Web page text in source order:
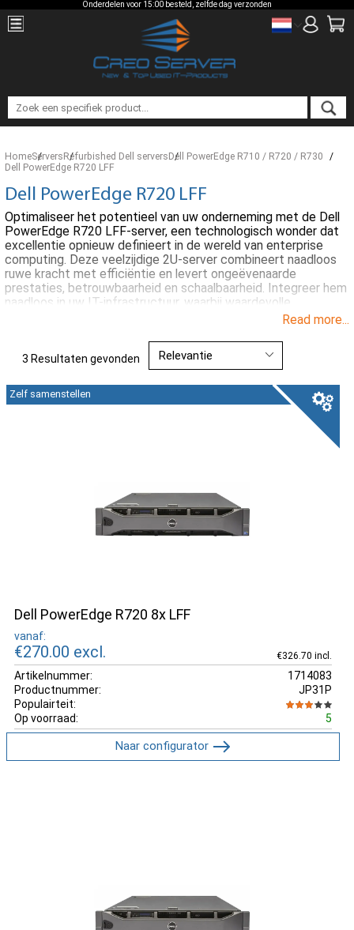
Onderdelen voor 15:00 besteld, zelfde dag verzonden
HomeServersRefurbished Dell serversDell PowerEdge R710 / R720 / R730
Dell PowerEdge R720 LFF
Dell PowerEdge R720 LFF
Optimaliseer het potentieel van uw onderneming met de Dell
PowerEdge R720 LFF-server, een technologisch wonder dat
excellentie opnieuw definieert in de wereld van enterprise
computing. Deze veelzijdige 2U-server combineert naadloos
ruwe kracht met efficiëntie en levert ongeëvenaarde
prestaties, betrouwbaarheid en schaalbaarheid. Integreer hem
naadloos in uw IT-infrastructuur, waarbij waardevolle
rackruimte wordt geoptimaliseerd terwijl de beveiliging en
toepassingen worden gewaarborgd.
Read more...
3 Resultaten gevonden
Dell PowerEdge R720 8x LFF
vanaf:
€270.00 excl. €326.70 incl.
Artikelnummer:
1714083
Productnummer:
JP31P
Populairteit:
Op voorraad:
5
Zelf samenstellen
Naar configurator